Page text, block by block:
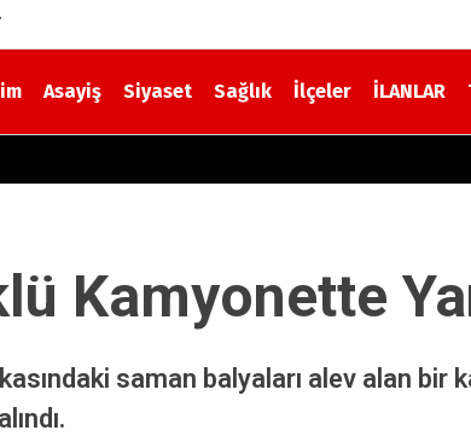
Asayiş Siyaset Sağlık İlçeler İLANLAR
Hizmetlerle Mevsimlik İşçi Ailelerine Destek
Kamyonette
saman balyaları alev alan bir